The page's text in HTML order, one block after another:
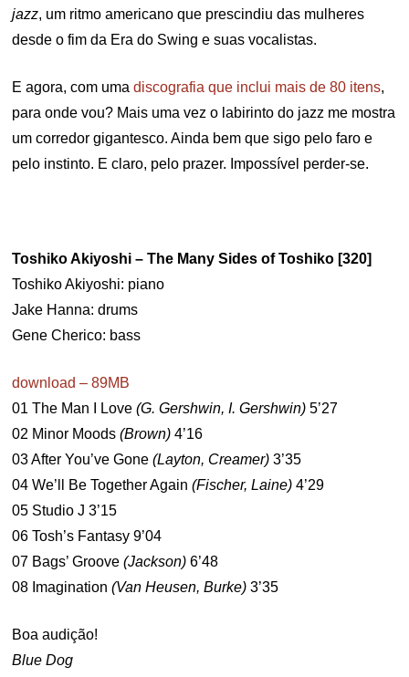
jazz, um ritmo americano que prescindiu das mulheres
desde o fim da Era do Swing e suas vocalistas.
E agora, com umadiscografia que inclui mais de 80 itens,
para onde vou? Mais uma vez o labirinto do jazz me mostra
um corredor gigantesco. Ainda bem que sigo pelo faro e
pelo instinto. E claro, pelo prazer. Impossível perder-se.
Toshiko Akiyoshi – The Many Sides of Toshiko [320]
Toshiko Akiyoshi: piano
Jake Hanna: drums
Gene Cherico: bass
download – 89MB
01 The Man I Love(G. Gershwin, I. Gershwin) 5’27
02 Minor Moods(Brown) 4’16
03 After You’ve Gone(Layton, Creamer) 3’35
04 We’ll Be Together Again(Fischer, Laine) 4’29
05 Studio J 3’15
06 Tosh’s Fantasy 9’04
07 Bags’ Groove(Jackson) 6’48
08 Imagination(Van Heusen, Burke) 3’35
Boa audição!
Blue Dog